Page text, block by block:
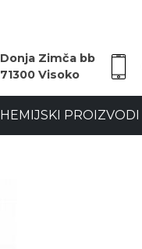
Donja Zimča bb
71300 Visoko
HEMIJSKI PROIZVODI